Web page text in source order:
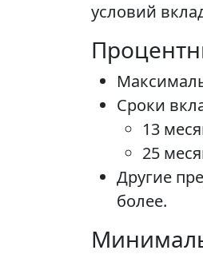
условий
Сроки
13
25
Другие
более.